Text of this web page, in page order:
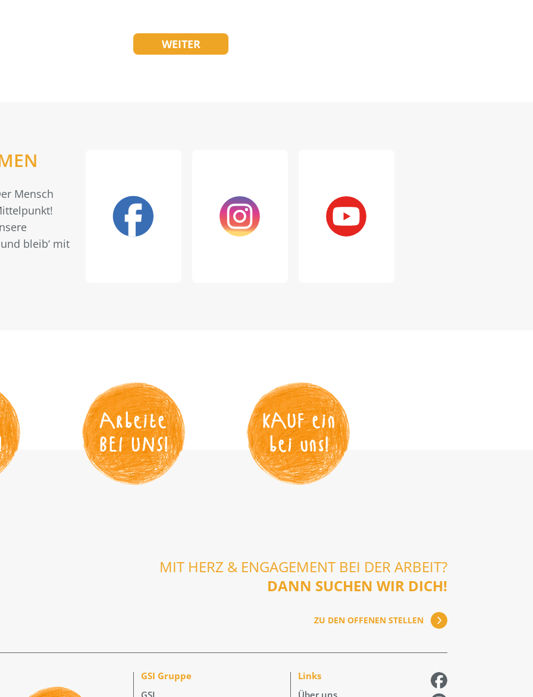
WEITER
Mensch
bleib‘ mit
Arbeite
BEI UNS!
KAUF ein
bei uns!
MIT HERZ & ENGAGEMENT BEI DER ARBEIT?
DANN SUCHEN WIR DICH!
ZU DEN OFFENEN STELLEN
GSI Gruppe
Links